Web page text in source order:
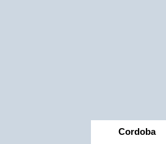
Cordoba